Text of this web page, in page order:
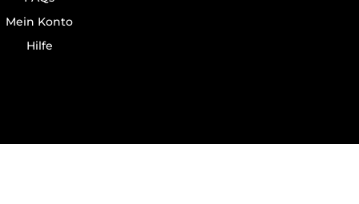
Mein Konto
Hilfe